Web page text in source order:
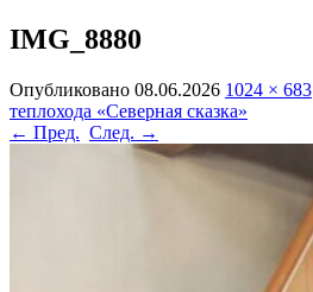
IMG_8880
Опубликовано 08.06.2026 1024 × 683
теплохода «Северная сказка»
← Пред. След. →